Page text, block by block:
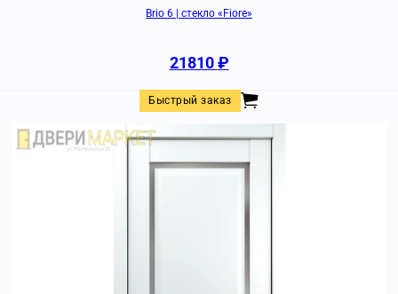
Brio 6 | стекло «Fiore»
21810₽
Быстрый заказ